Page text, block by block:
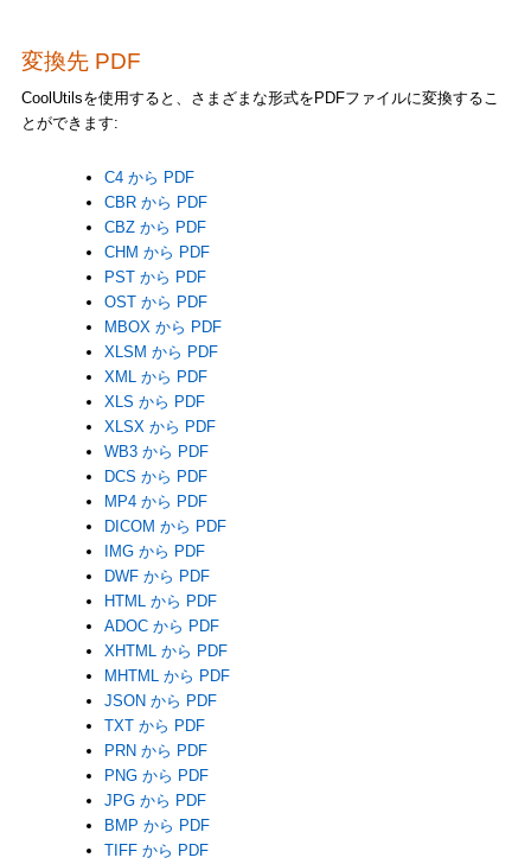
変換先 PDF
CoolUtilsを使用すると、さまざまな形式をPDFファイルに変換するこ
とができます:
C4 から PDF
CBR から PDF
CBZ から PDF
CHM から PDF
PST から PDF
OST から PDF
MBOX から PDF
XLSM から PDF
XML から PDF
XLS から PDF
XLSX から PDF
WB3 から PDF
DCS から PDF
MP4 から PDF
DICOM から PDF
IMG から PDF
DWF から PDF
HTML から PDF
ADOC から PDF
XHTML から PDF
MHTML から PDF
JSON から PDF
TXT から PDF
PRN から PDF
PNG から PDF
JPG から PDF
BMP から PDF
TIFF から PDF